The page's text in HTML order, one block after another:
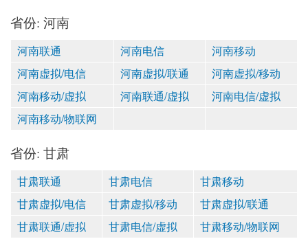
省份: 河南
河南联通 河南电信
河南移动
河南虚拟/电信
河南虚拟/联通
河南虚拟/移动
河南移动/虚拟
河南联通/虚拟
河南电信/虚拟
河南移动/物联网
省份: 甘肃
甘肃联通 甘肃电信
甘肃移动
甘肃虚拟/电信
甘肃虚拟/移动
甘肃虚拟/联通
甘肃联通/虚拟
甘肃电信/虚拟 甘肃移动/物联网